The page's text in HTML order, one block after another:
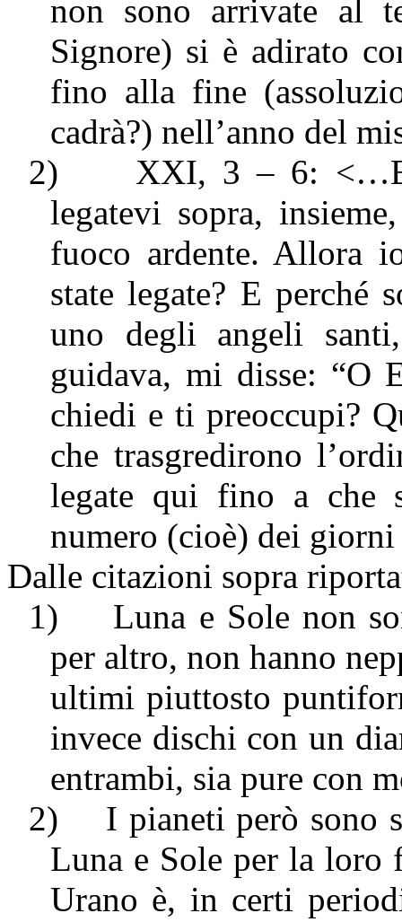
non sono arrivate al
Signore) si è adirato
fino alla fine
cadrà?) nell’anno del
2)
XXI, 3 – 6:
legatevi sopra,
fuoco ardente. Allora
state legate? E perché
uno degli angeli
guidava, mi disse: “O
chiedi e ti preoccupi?
che trasgredirono
legate qui fino a che
numero (cioè) dei
Dalle citazioni sopra
1)
Luna e Sole non
per altro, non hanno
ultimi piuttosto
invece dischi con un
entrambi, sia pure con
2)
I pianeti però sono
Luna e Sole per la loro
Urano è, in certi